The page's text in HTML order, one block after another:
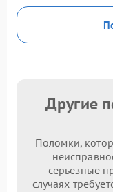
Другие
Поломки,
серьезные
случаях